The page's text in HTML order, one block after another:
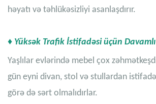
həyatı və təhlükəsizliyi asanlaşdırır.
♦ Yüksək Trafik İstifadəsi üçün
Yaşlılar evlərində mebel çox
gün eyni divan, stol və stullardan
görə də sərt olmalıdırlar.